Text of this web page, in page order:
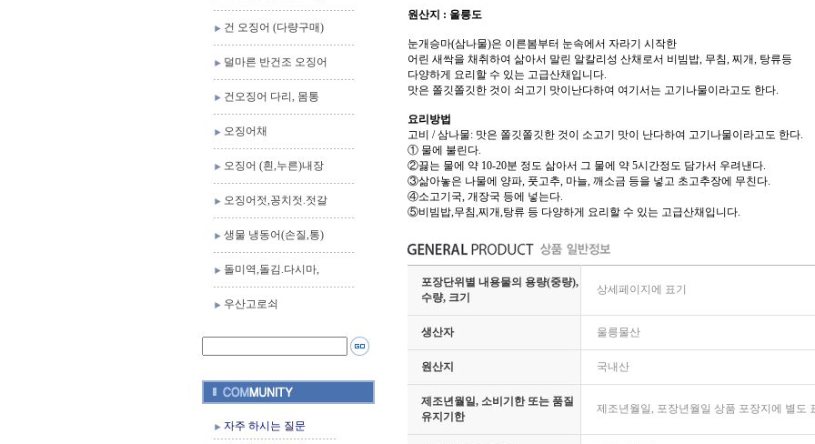
건 오징어 (다량구매)
덜마른 반건조 오징어
건오징어 다리, 몸통
오징어채
오징어 (흰,누른)내장
오징어젓,꽁치젓.젓갈
생물 냉동어(손질,통)
돌미역,돌김.다시마,
우산고로쇠
자주 하시는 질문
원산지 : 울릉도
눈개승마(삼나물)은 이른봄부터 눈속에서 자라기 시작한
어린 새싹을 채취하여 삶아서 말린 알칼리성 산채로서 비빔밥, 무침, 찌개, 탕류등
다양하게 요리할 수 있는 고급산채입니다.
맛은 쫄깃쫄깃한 것이 쇠고기 맛이난다하여 여기서는 고기나물이라고도 한다.
요리방법
고비 / 삼나물: 맛은 쫄깃쫄깃한 것이 소고기 맛이 난다하여 고기나물이라고도 한다.
① 물에 불린다.
②끓는 물에 약 10-20분 정도 삶아서 그 물에 약 5시간정도 담가서 우려낸다.
③삶아놓은 나물에 양파, 풋고추, 마늘, 깨소금 등을 넣고 초고추장에 무친다.
④소고기국, 개장국 등에 넣는다.
⑤비빔밥,무침,찌개,탕류 등 다양하게 요리할 수 있는 고급산채입니다.
포장단위별 내용물의 용량(중량),
수량, 크기
상세페이지에 표기
생산자 울릉물산
원산지 국내산
제조년월일, 소비기한 또는 품질
유지기한
제조년월일, 포장년월일 상품 포장지에 별도